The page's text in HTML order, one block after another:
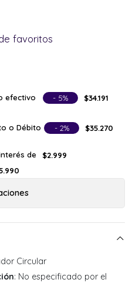
favoritos
efectivo - 5% $34.191
o Débito - 2% $35.270
de
$2.999
Circular
: No especificado por el